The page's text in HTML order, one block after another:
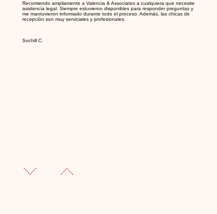
Recomiendo ampliamente a Valencia & Associates a cualquiera que necesite
asistencia legal. Siempre estuvieron disponibles para responder preguntas y
me mantuvieron informado durante todo el proceso. Además, las chicas de
recepción son muy serviciales y profesionales.
Sochill C.